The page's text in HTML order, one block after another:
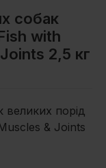
собак
with
2,5 кг